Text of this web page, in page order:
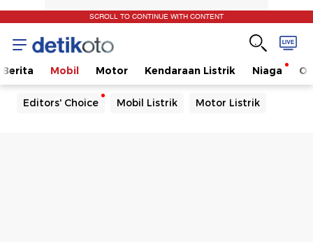
SCROLL TO CONTINUE WITH CONTENT
Berita Mobil Motor Kendaraan Listrik Niaga
Editors' Choice Mobil Listrik Motor Listrik